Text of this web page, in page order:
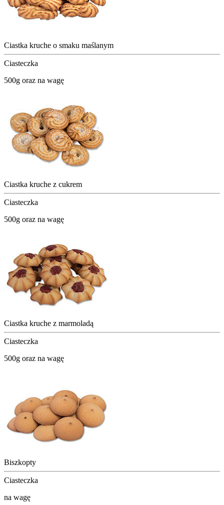
Ciastka kruche o smaku maślanym
Ciasteczka
500g oraz na wagę
Ciastka kruche z cukrem
Ciasteczka
500g oraz na wagę
Ciastka kruche z marmoladą
Ciasteczka
500g oraz na wagę
Biszkopty
Ciasteczka
na wagę